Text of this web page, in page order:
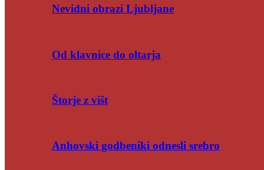
Nevidni obrazi Ljubljane
Od klavnice do oltarja
Štorje z višt
Anhovski godbeniki odnesli srebro